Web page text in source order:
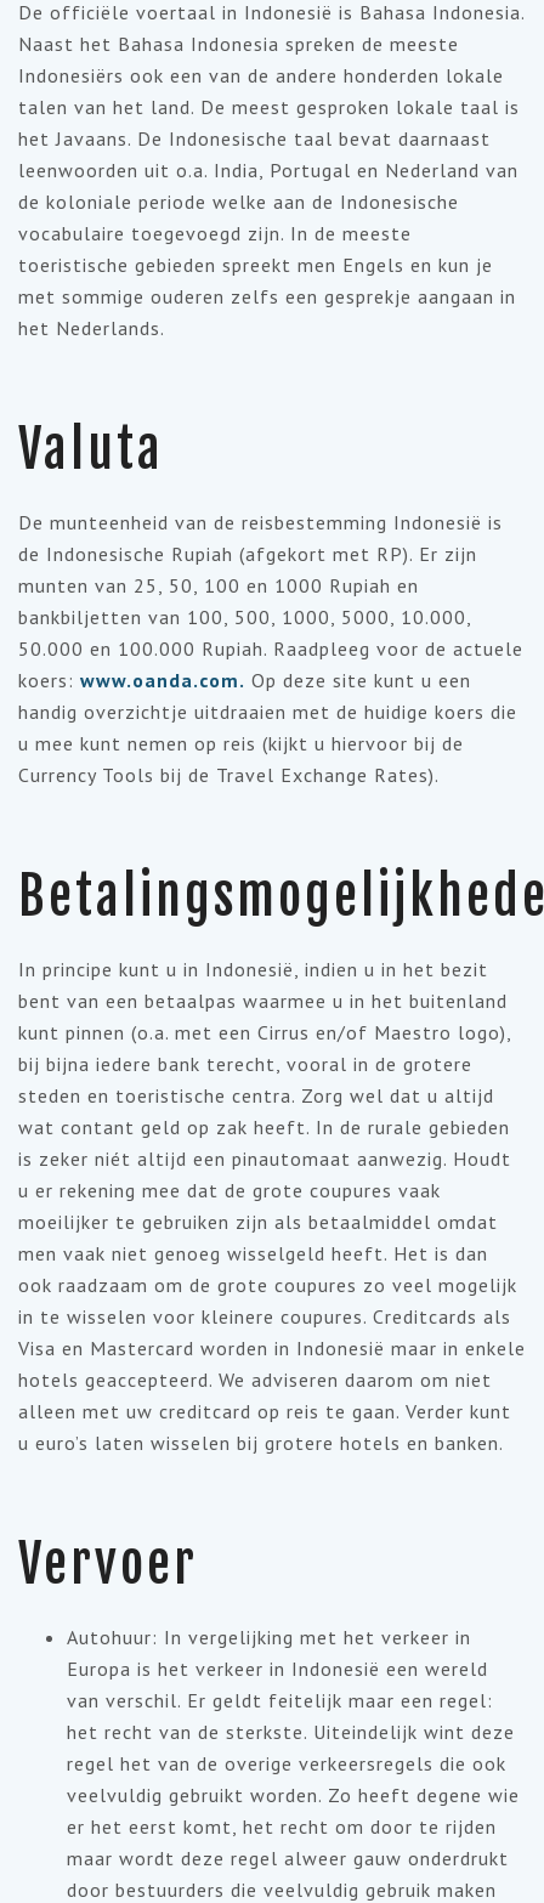
De officiële voertaal in Indonesië is Bahasa Indonesia.
Naast het Bahasa Indonesia spreken de meeste
Indonesiërs ook een van de andere honderden lokale
talen van het land. De meest gesproken lokale taal is
het Javaans. De Indonesische taal bevat daarnaast
leenwoorden uit o.a. India, Portugal en Nederland van
de koloniale periode welke aan de Indonesische
vocabulaire toegevoegd zijn. In de meeste
toeristische gebieden spreekt men Engels en kun je
met sommige ouderen zelfs een gesprekje aangaan in
het Nederlands.
Valuta
De munteenheid van de reisbestemming Indonesië is
de Indonesische Rupiah (afgekort met RP). Er zijn
munten van 25, 50, 100 en 1000 Rupiah en
bankbiljetten van 100, 500, 1000, 5000, 10.000,
50.000 en 100.000 Rupiah. Raadpleeg voor de actuele
koers: www.oanda.com. Op deze site kunt u een
handig overzichtje uitdraaien met de huidige koers die
u mee kunt nemen op reis (kijkt u hiervoor bij de
Currency Tools bij de Travel Exchange Rates).
In principe kunt u in Indonesië, indien u in het bezit
bent van een betaalpas waarmee u in het buitenland
kunt pinnen (o.a. met een Cirrus en/of Maestro logo),
bij bijna iedere bank terecht, vooral in de grotere
steden en toeristische centra. Zorg wel dat u altijd
wat contant geld op zak heeft. In de rurale gebieden
is zeker niét altijd een pinautomaat aanwezig. Houdt
u er rekening mee dat de grote coupures vaak
moeilijker te gebruiken zijn als betaalmiddel omdat
men vaak niet genoeg wisselgeld heeft. Het is dan
ook raadzaam om de grote coupures zo veel mogelijk
in te wisselen voor kleinere coupures. Creditcards als
Visa en Mastercard worden in Indonesië maar in enkele
hotels geaccepteerd. We adviseren daarom om niet
alleen met uw creditcard op reis te gaan. Verder kunt
u euro’s laten wisselen bij grotere hotels en banken.
Vervoer
Autohuur: In vergelijking met het verkeer in
Europa is het verkeer in Indonesië een wereld
van verschil. Er geldt feitelijk maar een regel:
het recht van de sterkste. Uiteindelijk wint deze
regel het van de overige verkeersregels die ook
veelvuldig gebruikt worden. Zo heeft degene wie
er het eerst komt, het recht om door te rijden
maar wordt deze regel alweer gauw onderdrukt
door bestuurders die veelvuldig gebruik maken